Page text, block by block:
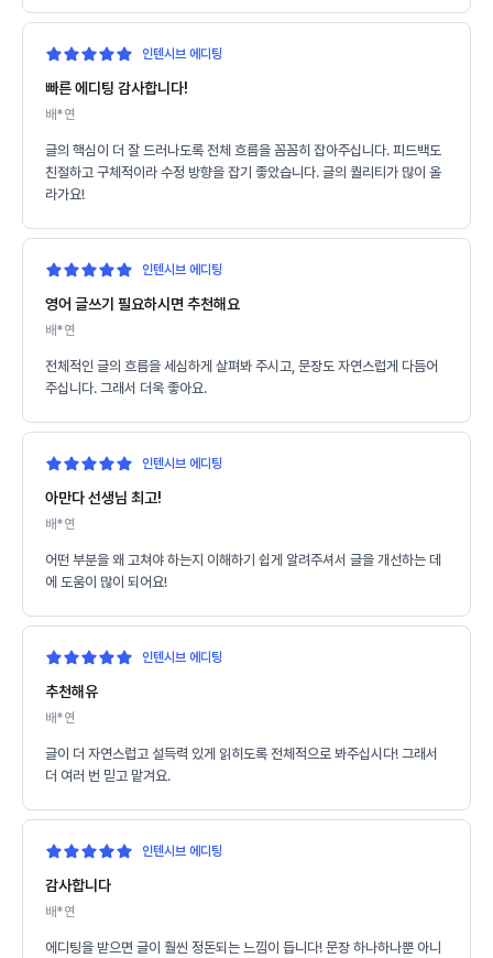
인텐시브 에디팅
빠른 에디팅 감사합니다!
배*연
글의 핵심이 더 잘 드러나도록 전체 흐름을 꼼꼼히 잡아주십니다. 피드백도
친절하고 구체적이라 수정 방향을 잡기 좋았습니다. 글의 퀄리티가 많이 올
라가요!
인텐시브 에디팅
영어 글쓰기 필요하시면 추천해요
배*연
전체적인 글의 흐름을 세심하게 살펴봐 주시고, 문장도 자연스럽게 다듬어
주십니다. 그래서 더욱 좋아요.
인텐시브 에디팅
아만다 선생님 최고!
배*연
어떤 부분을 왜 고쳐야 하는지 이해하기 쉽게 알려주셔서 글을 개선하는 데
에 도움이 많이 되어요!
인텐시브 에디팅
추천해유
배*연
글이 더 자연스럽고 설득력 있게 읽히도록 전체적으로 봐주십시다! 그래서
더 여러 번 믿고 맡겨요.
인텐시브 에디팅
감사합니다
배*연
에디팅을 받으면 글이 훨씬 정돈되는 느낌이 듭니다! 문장 하나하나뿐 아니